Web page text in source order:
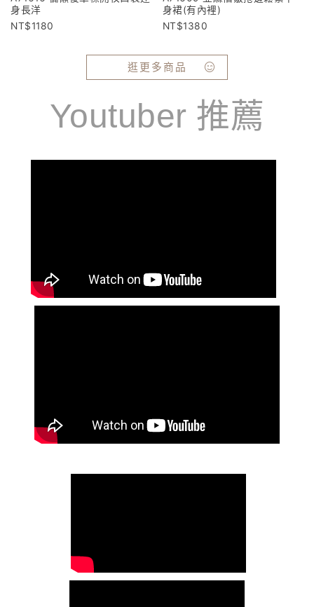
身長洋
1180
身裙(有內裡)
1380
逛更多商品
Youtuber 推薦